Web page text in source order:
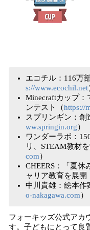
エコチル：116万
s://www.ecochil.net
Minecraftカップ：
ンテスト（https://
スプリンギン：創
ww.springin.org）
ワンダーラボ：
リ、STEAM教材
com）
CHEERS：「夏休
ャリア教育を展開
中川貴雄：絵本作
o-nakagawa.com）
フォーキッズ公式アカ
す。子どもにとって良